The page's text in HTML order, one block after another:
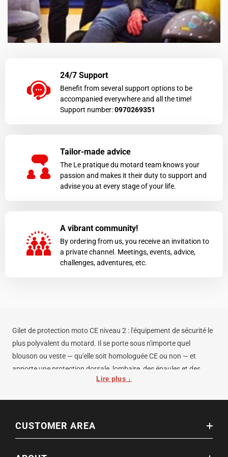
24/7 Support
Benefit from several support options to be
accompanied everywhere and all the time!
Support number:0970269351
Tailor-made advice
The Le pratique du motard team knows your
passion and makes it their duty to support and
advise you at every stage of your life.
A vibrant community!
By ordering from us, you receive an invitation to
a private channel. Meetings, events, advice,
challenges, adventures, etc.
Gilet de protection moto CE niveau 2 : l'équipement de sécurité le
plus polyvalent du motard. Il se porte sous n'importe quel
blouson ou veste — qu'elle soit homologuée CE ou non — et
apporte une protection dorsale, lombaire, des épaules et des
coudes en une seule pièce légère. Idéal pour rouler sous une
Lire plus ↓
CUSTOMER AREA